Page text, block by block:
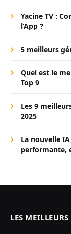
Yacine TV :
l’App ?
5 meilleurs
Quel est le
Top 9
Les 9
2025
La nouvelle
performante,
LES